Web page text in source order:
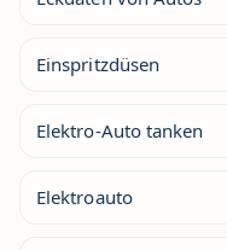
Einspritzdüsen
Elektro-Auto tanken
Elektroauto